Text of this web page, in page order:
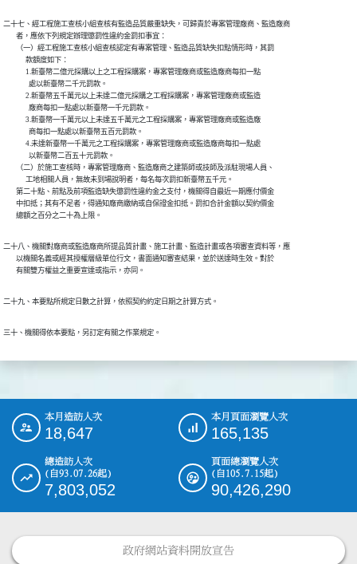
二十七、經工程施工查核小組查核有監造品質嚴重缺失，可歸責於專案管理廠商、監造廠商
        者，應依下列規定辦理懲罰性違約金罰扣事宜：
        （一）經工程施工查核小組查核認定有專案管理、監造品質缺失扣點情形時，其罰
              款額度如下：
              1.新臺幣二億元採購以上之工程採購案，專案管理廠商或監造廠商每扣一點
                處以新臺幣二千元罰款。
              2.新臺幣五千萬元以上未達二億元採購之工程採購案，專案管理廠商或監造
                廠商每扣一點處以新臺幣一千元罰款。
              3.新臺幣一千萬元以上未達五千萬元之工程採購案，專案管理廠商或監造廠
                商每扣一點處以新臺幣五百元罰款。
              4.未達新臺幣一千萬元之工程採購案，專案管理廠商或監造廠商每扣一點處
                以新臺幣二百五十元罰款。
        （二）於施工查核時，專案管理廠商、監造廠商之建築師或技師及派駐現場人員、
              工地相關人員，無故未到場說明者，每名每次罰扣新臺幣五千元。
        第二十點、前點及前項監造缺失懲罰性違約金之支付，機關得自最近一期應付價金
        中扣抵；其有不足者，得通知廠商繳納或自保證金扣抵。罰扣合計金額以契約價金
        總額之百分之二十為上限。
二十八、機關對廠商或監造廠商所提品質計畫、施工計畫、監造計畫或各項審查資料等，應
        以機關名義或經其授權層級單位行文，書面通知審查結果，並於送達時生效。對於
        有關雙方權益之重要宣達或指示，亦同。
二十九、本要點所規定日數之計算，依照契約約定日期之計算方式。
三十、機關得依本要點，另訂定有關之作業規定。
::: 本月造訪人次
18,647
本月頁面瀏覽人次
165,135
總造訪人次
(自93.07.26起)
7,803,052
頁面總瀏覽人次
(自105.7.15起)
90,426,290
政府網站資料開放宣告